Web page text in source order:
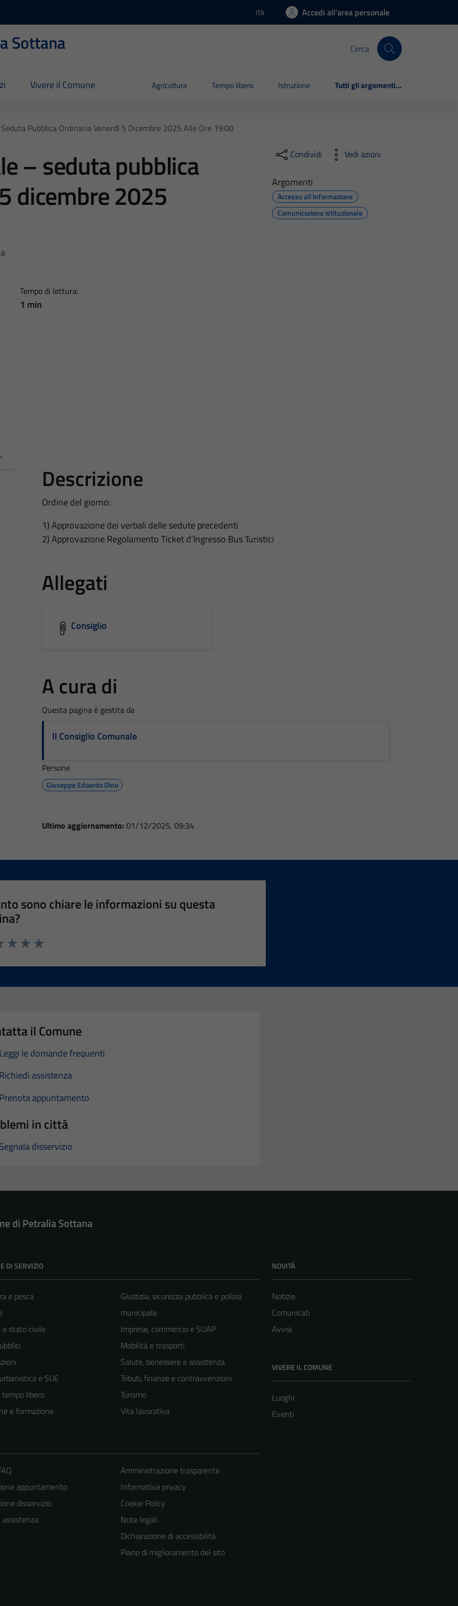
Lingua attiva:
ITA Accedi all'area personale
Sottana Cerca
Vivere il Comune Agricoltura Tempo libero Istruzione Tutti gli argomenti...
Pubblica Ordinaria Venerdì 5 Dicembre 2025 Alle Ore 19:00
– seduta pubblica
dicembre 2025
Tempo di lettura:
1 min
Condividi Vedi azioni
Argomenti
Accesso all'informazione
Comunicazione istituzionale
Descrizione
Ordine del giorno:
1) Approvazione dei verbali delle sedute precedenti
2) Approvazione Regolamento Ticket d’Ingresso Bus Turistici
Allegati
Consiglio
A cura di
Questa pagina è gestita da
Il Consiglio Comunale
Persone
Giuseppe Edoardo Dino
Ultimo aggiornamento: 01/12/2025, 09:34
sono chiare le informazioni su questa
il Comune
le domande frequenti
assistenza
appuntamento
in città
disservizio
di Petralia Sottana
DI SERVIZIO
e pesca
e stato civile
e SUE
libero
e formazione
Giustizia, sicurezza pubblica e polizia
municipale
Imprese, commercio e SUAP
Mobilità e trasporti
Salute, benessere e assistenza
Tributi, finanze e contravvenzioni
Turismo
Vita lavorativa
NOVITÀ
Notizie
Comunicati
Avvisi
VIVERE IL COMUNE
Luoghi
Eventi
appuntamento
disservizio
Amministrazione trasparente
Informativa privacy
Cookie Policy
Note legali
Dichiarazione di accessibilità
Piano di miglioramento del sito